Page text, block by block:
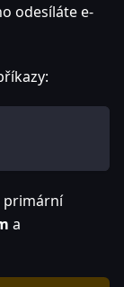
odesíláte e-
primární
a